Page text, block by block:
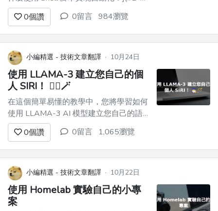
why-automate-with-shell-scripting) 3.
[Shell 腳本的基本概念](#3-basic-
concepts-of-shell...
0個讚 0留言 984瀏覽
小編精選 - 技術文章翻譯 · 10月24日
使用 LLAMA-3 建立您自己的個
人 SIRI！ 🧙‍♂️🪄
在這個簡單易懂的教學中，您將學習如何
使用 LLAMA-3 AI 模型建立您自己的語
音助理 Siri。 😎 **您將學到什麼：👀** -
了解如何使用 OpenAI TTS / Pyttsx3 /
gTTS 在 Python 專案中設定**TTS** 。 -
了解使用**Groq**...
0個讚 0留言 1,065瀏覽
小編精選 - 技術文章翻譯 · 10月22日
使用 Homelab 實驗自己的小專
案